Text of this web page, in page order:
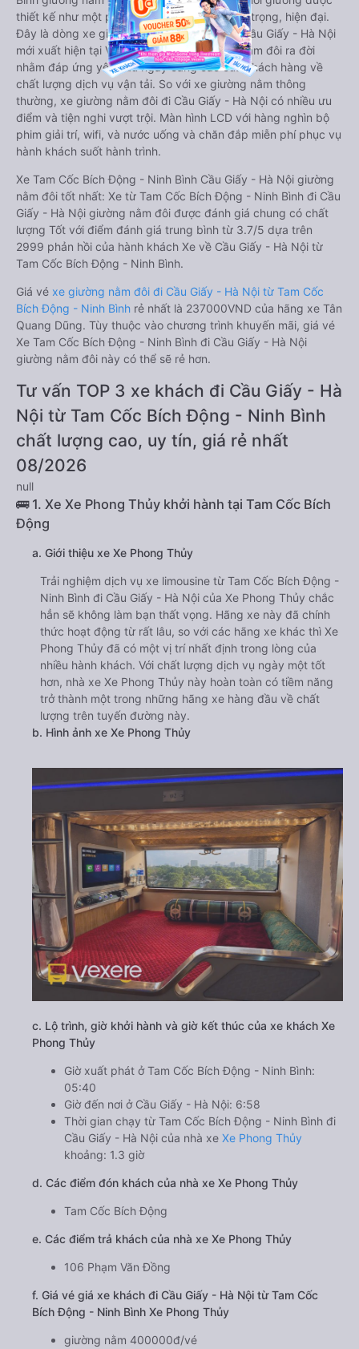
thiết kế như một phòng ngủ khách sạn sang trọng, hiện đại.
Đây là dòng xe giường nằm cho cặp đôi đi Cầu Giấy - Hà Nội
mới xuất hiện tại Việt Nam. Loại xe giường nằm đôi ra đời
nhằm đáp ứng yêu cầu ngày càng cao của khách hàng về
chất lượng dịch vụ vận tải. So với xe giường nằm thông
thường, xe giường nằm đôi đi Cầu Giấy - Hà Nội có nhiều ưu
điểm và tiện nghi vượt trội. Màn hình LCD với hàng nghìn bộ
phim giải trí, wifi, và nước uống và chăn đắp miễn phí phục vụ
hành khách suốt hành trình.
Xe Tam Cốc Bích Động - Ninh Bình Cầu Giấy - Hà Nội giường
nằm đôi tốt nhất: Xe từ Tam Cốc Bích Động - Ninh Bình đi Cầu
Giấy - Hà Nội giường nằm đôi được đánh giá chung có chất
lượng Tốt với điểm đánh giá trung bình từ 3.7/5 dựa trên
2999 phản hồi của hành khách Xe về Cầu Giấy - Hà Nội từ
Tam Cốc Bích Động - Ninh Bình.
Giá vé xe giường nằm đôi đi Cầu Giấy - Hà Nội từ Tam Cốc
Bích Động - Ninh Bình rẻ nhất là 237000VND của hãng xe Tân
Quang Dũng. Tùy thuộc vào chương trình khuyến mãi, giá vé
Xe Tam Cốc Bích Động - Ninh Bình đi Cầu Giấy - Hà Nội
giường nằm đôi này có thể sẽ rẻ hơn.
Tư vấn TOP 3 xe khách đi Cầu Giấy - Hà
Nội từ Tam Cốc Bích Động - Ninh Bình
chất lượng cao, uy tín, giá rẻ nhất
08/2026
null
🚌 1. Xe Xe Phong Thủy khởi hành tại Tam Cốc Bích
Động
a. Giới thiệu xe Xe Phong Thủy
Trải nghiệm dịch vụ xe limousine từ Tam Cốc Bích Động -
Ninh Bình đi Cầu Giấy - Hà Nội của Xe Phong Thủy chắc
hẳn sẽ không làm bạn thất vọng. Hãng xe này đã chính
thức hoạt động từ rất lâu, so với các hãng xe khác thì Xe
Phong Thủy đã có một vị trí nhất định trong lòng của
nhiều hành khách. Với chất lượng dịch vụ ngày một tốt
hơn, nhà xe Xe Phong Thủy này hoàn toàn có tiềm năng
trở thành một trong những hãng xe hàng đầu về chất
lượng trên tuyến đường này.
b. Hình ảnh xe Xe Phong Thủy
c. Lộ trình, giờ khởi hành và giờ kết thúc của xe khách Xe
Phong Thủy
Giờ xuất phát ở Tam Cốc Bích Động - Ninh Bình:
05:40
Giờ đến nơi ở Cầu Giấy - Hà Nội: 6:58
Thời gian chạy từ Tam Cốc Bích Động - Ninh Bình đi
Cầu Giấy - Hà Nội của nhà xe Xe Phong Thủy
khoảng: 1.3 giờ
d. Các điểm đón khách của nhà xe Xe Phong Thủy
Tam Cốc Bích Động
e. Các điểm trả khách của nhà xe Xe Phong Thủy
106 Phạm Văn Đồng
f. Giá vé giá xe khách đi Cầu Giấy - Hà Nội từ Tam Cốc
Bích Động - Ninh Bình Xe Phong Thủy
giường nằm 400000đ/vé